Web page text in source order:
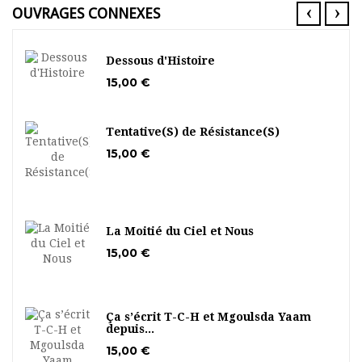
OUVRAGES CONNEXES ‹ ›
Dessous d'Histoire
15,00 €
Tentative(S) de Résistance(S)
15,00 €
La Moitié du Ciel et Nous
15,00 €
Ça s’écrit T-C-H et Mgoulsda Yaam
depuis...
15,00 €